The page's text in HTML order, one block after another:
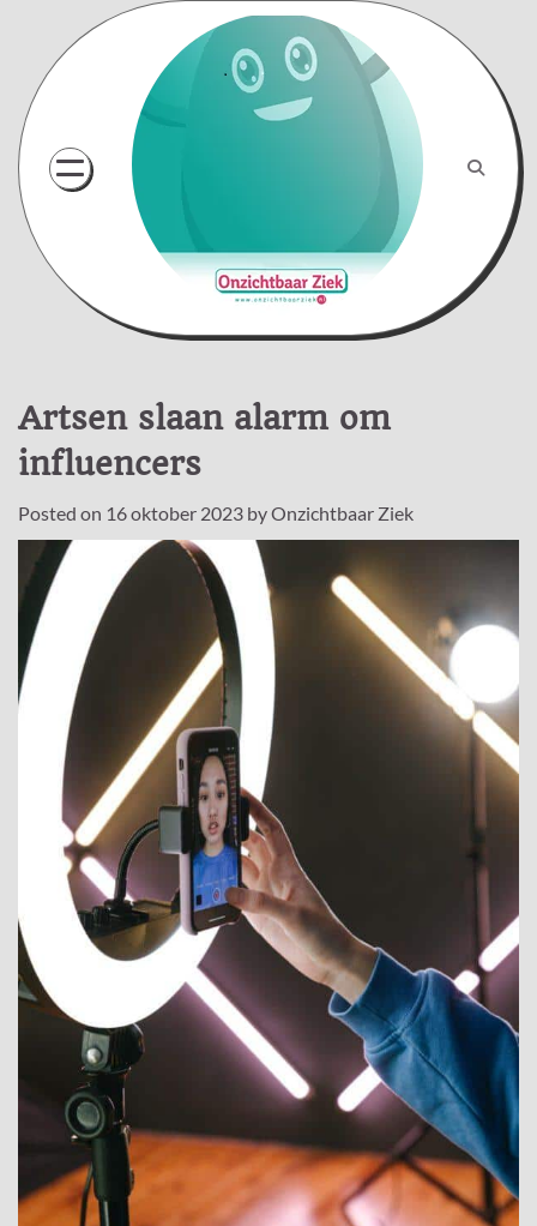
content
Artsen slaan alarm om
influencers
Posted on 16 oktober 2023 byOnzichtbaar Ziek